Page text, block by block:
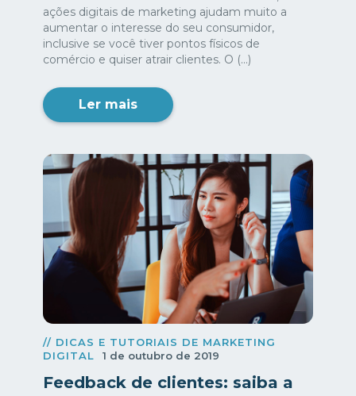
ações digitais de marketing ajudam muito a
aumentar o interesse do seu consumidor,
inclusive se você tiver pontos físicos de
comércio e quiser atrair clientes. O (...)
Ler mais
// DICAS E TUTORIAIS DE MARKETING
DIGITAL
1 de outubro de 2019
Feedback de clientes: saiba a